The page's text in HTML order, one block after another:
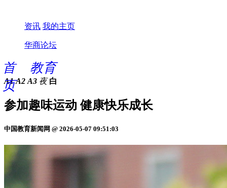
资讯 我的主页
华商论坛
首
页
教育
A1 A2 A3 夜 白
参加趣味运动 健康快乐成长
中国教育新闻网 @ 2026-05-07 09:51:03